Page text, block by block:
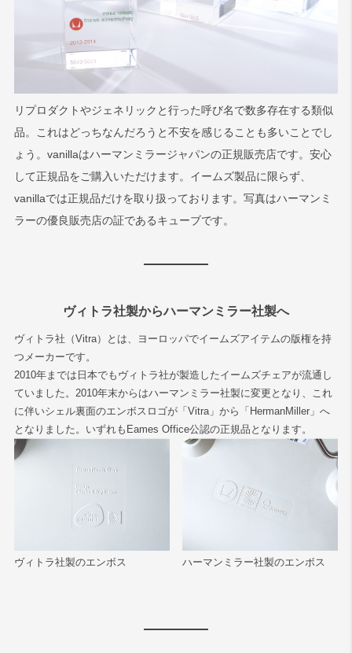
リプロダクトやジェネリックと行った呼び名で数多存在する類似
品。これはどっちなんだろうと不安を感じることも多いことでし
ょう。vanillaはハーマンミラージャパンの正規販売店です。安心
して正規品をご購入いただけます。イームズ製品に限らず、
vanillaでは正規品だけを取り扱っております。写真はハーマンミ
ラーの優良販売店の証であるキューブです。
ヴィトラ社製からハーマンミラー社製へ
ヴィトラ社（Vitra）とは、ヨーロッパでイームズアイテムの版権を持
つメーカーです。
2010年までは日本でもヴィトラ社が製造したイームズチェアが流通し
ていました。2010年末からはハーマンミラー社製に変更となり、これ
に伴いシェル裏面のエンボスロゴが「Vitra」から「HermanMiller」へ
となりました。いずれもEames Office公認の正規品となります。
ヴィトラ社製のエンボス ハーマンミラー社製のエンボス